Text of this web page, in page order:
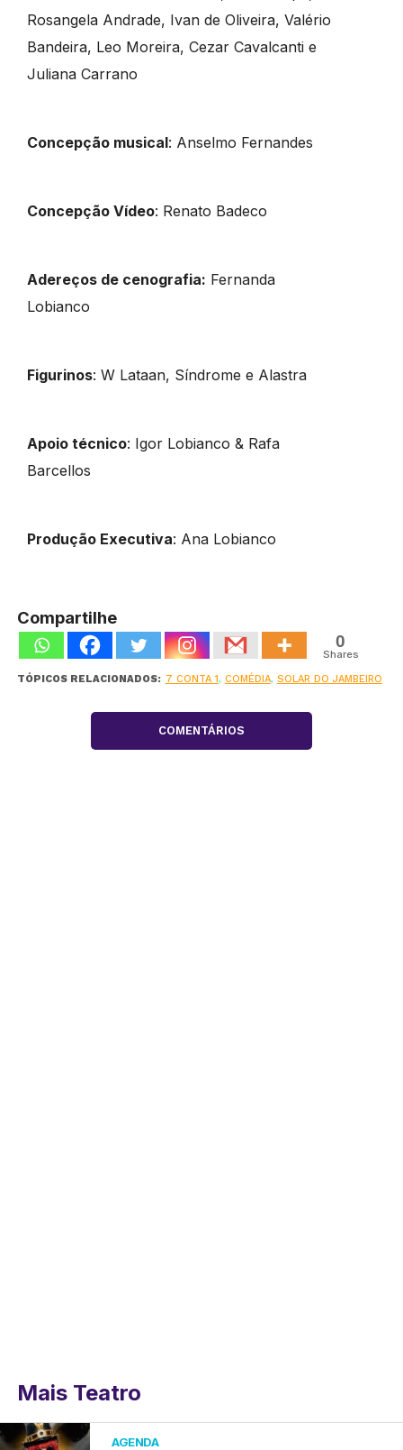
Rosangela Andrade, Ivan de Oliveira, Valério
Bandeira, Leo Moreira, Cezar Cavalcanti e
Juliana Carrano
Concepção musical: Anselmo Fernandes
Concepção Vídeo: Renato Badeco
Adereços de cenografia: Fernanda
Lobianco
Figurinos: W Lataan, Síndrome e Alastra
Apoio técnico: Igor Lobianco & Rafa
Barcellos
Produção Executiva: Ana Lobianco
Compartilhe
0
Shares
TÓPICOS RELACIONADOS: 7 CONTA 1, COMÉDIA, SOLAR DO JAMBEIRO
COMENTÁRIOS
Mais Teatro
AGENDA